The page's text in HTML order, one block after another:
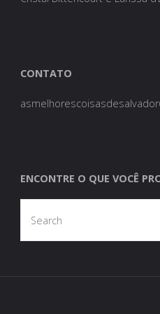
CONTATO
ENCONTRE O QUE VOCÊ